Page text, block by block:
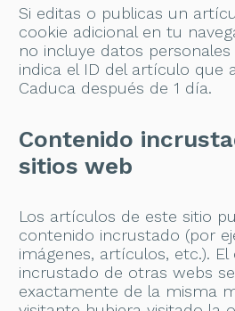
Si editas o publicas un
cookie adicional en tu
no incluye datos
indica el ID del artículo que
Caduca después de 1 día.
Contenido
sitios web
Los artículos de este sitio
contenido incrustado (por
imágenes, artículos, etc.).
incrustado de otras webs
exactamente de la misma